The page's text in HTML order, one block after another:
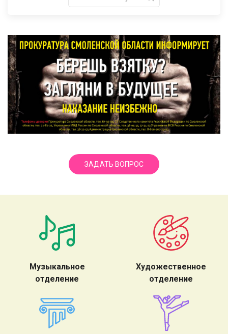
ЗАДАТЬ ВОПРОС
Музыкальное
отделение
Художественное
отделение